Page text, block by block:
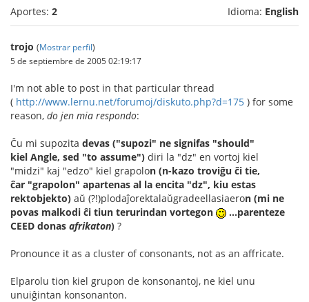
Aportes: 2 Idioma: English
trojo (Mostrar perfil)
5 de septiembre de 2005 02:19:17
I'm not able to post in that particular thread
( http://www.lernu.net/forumoj/diskuto.php?d=175 ) for some
reason, do jen mia respondo:
Ĉu mi supozita devas ("supozi" ne signifas "should"
kiel Angle, sed "to assume") diri la "dz" en vortoj kiel
"midzi" kaj "edzo" kiel grapolon (n-kazo troviĝu ĉi tie,
ĉar "grapolon" apartenas al la encita "dz", kiu estas
rektobjekto) aŭ (?!)plodaĵorektalaŭgradeellasiaeron (mi ne
povas malkodi ĉi tiun terurindan vortegon
...parenteze
CEED donas afrikaton) ?
Pronounce it as a cluster of consonants, not as an affricate.
Elparolu tion kiel grupon de konsonantoj, ne kiel unu
unuiĝintan konsonanton.